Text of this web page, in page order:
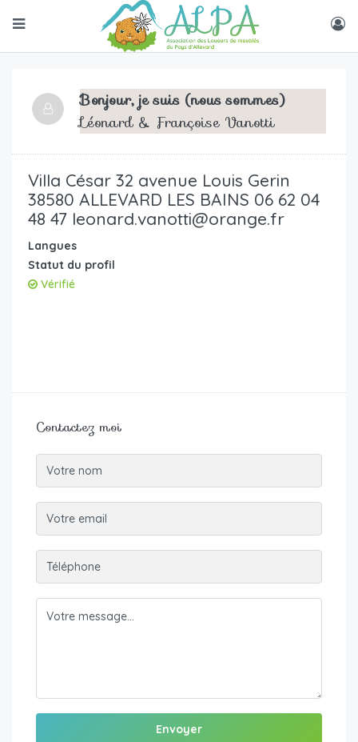
Bonjour, je suis (nous sommes)
Léonard & Françoise Vanotti
Villa César 32 avenue Louis Gerin
38580 ALLEVARD LES BAINS 06 62 04
48 47 leonard.vanotti@orange.fr
Langues
Statut du profil
Vérifié
Contactez moi
Envoyer